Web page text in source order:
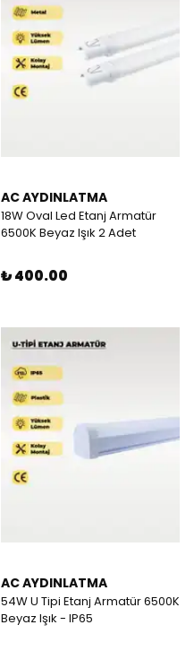
AC AYDINLATMA
18W Oval Led Etanj Armatür
6500K Beyaz Işık 2 Adet
₺ 400.00
AC AYDINLATMA
54W U Tipi Etanj Armatür 6500K
Beyaz Işık - IP65